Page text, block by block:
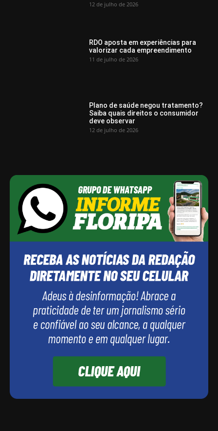
12 de julho de 2026
RDO aposta em experiências para
valorizar cada empreendimento
11 de julho de 2026
Plano de saúde negou tratamento?
Saiba quais direitos o consumidor
deve observar
12 de julho de 2026